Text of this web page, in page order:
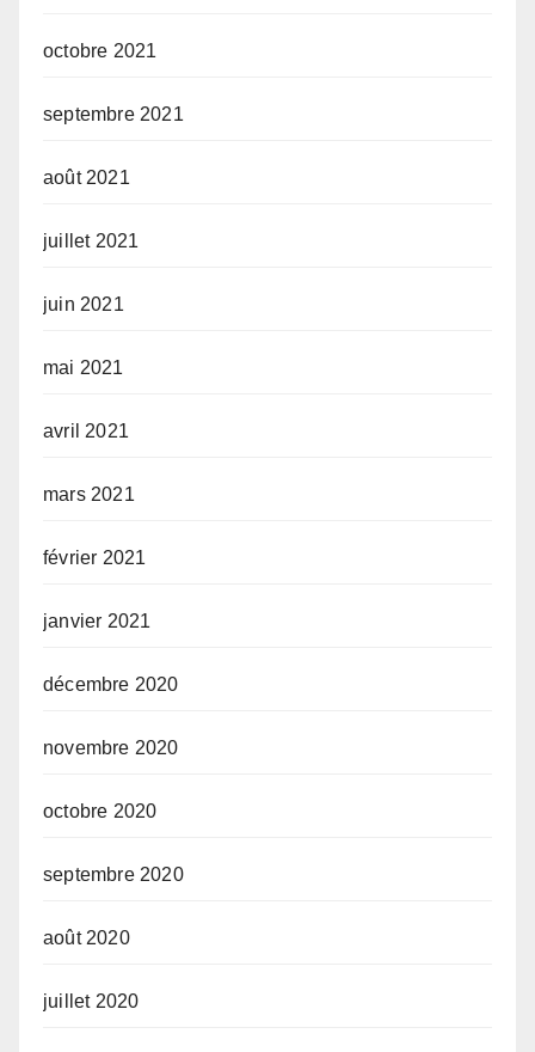
octobre 2021
septembre 2021
août 2021
juillet 2021
juin 2021
mai 2021
avril 2021
mars 2021
février 2021
janvier 2021
décembre 2020
novembre 2020
octobre 2020
septembre 2020
août 2020
juillet 2020